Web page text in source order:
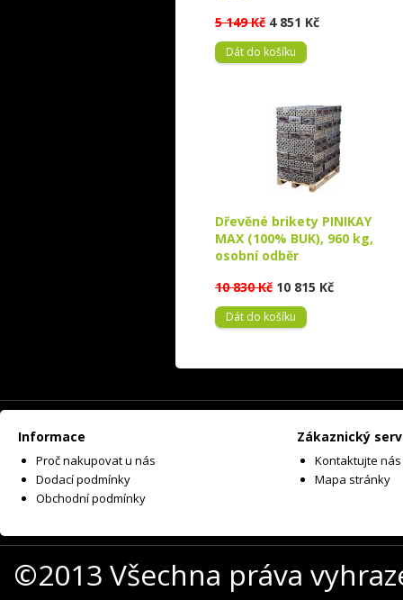
5 149 Kč 4 851 Kč
Dát do košíku
Dřevěné brikety PINIKAY
MAX (100% BUK), 960 kg,
osobní odběr
10 830 Kč 10 815 Kč
Dát do košíku
Informace
Proč nakupovat u nás
Dodací podmínky
Obchodní podmínky
Zákaznický
Kontaktujte nás
Mapa stránky
©2013 Všechna práva